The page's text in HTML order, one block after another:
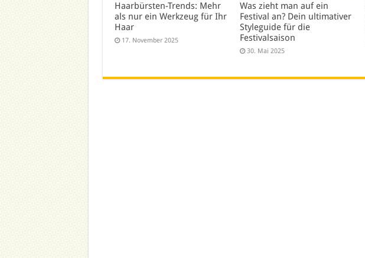
Haarbürsten-Trends: Mehr
als nur ein Werkzeug für Ihr
Haar
17. November 2025
Was zieht man auf ein
Festival an? Dein ultimativer
Styleguide für die
Festivalsaison
30. Mai 2025